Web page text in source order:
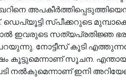
സ്പീക്കറുടെ
ഇവരുടെ സത്യപ്രതിജ്ഞ
നോട്ടീസ് കൂടി
കൂട്ടുമെന്നാണ് സൂചന.
നൽകുമെന്നാണ് ഇനി